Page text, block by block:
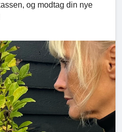
og modtag din nye